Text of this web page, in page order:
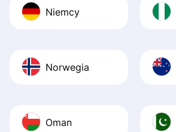
Niemcy
Norwegia
Oman